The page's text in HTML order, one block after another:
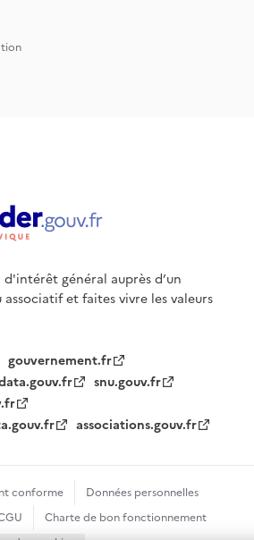
d'intérêt général auprès d’un
associatif et faites vivre les valeurs
gouvernement.fr
snu.gouv.fr
associations.gouv.fr
conforme
Données personnelles
Charte de bon fonctionnement